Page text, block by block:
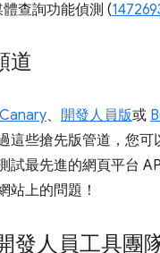
查詢功能偵測 (
道
Canary、 開發人員版或
這些搶先版管道，您可
試最先進的網頁平台
站上的問題！
發人員工具團